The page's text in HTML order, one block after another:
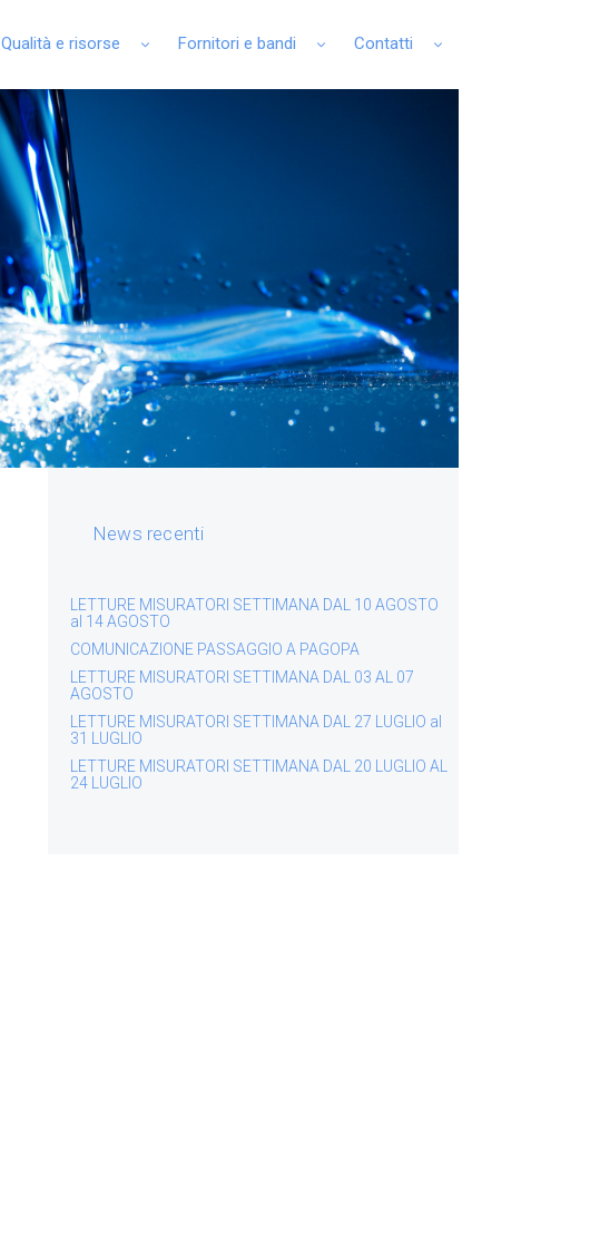
Qualità e risorse Fornitori e bandi Contatti
News recenti
LETTURE MISURATORI SETTIMANA DAL 10 AGOSTO
al 14 AGOSTO
COMUNICAZIONE PASSAGGIO A PAGOPA
LETTURE MISURATORI SETTIMANA DAL 03 AL 07
AGOSTO
LETTURE MISURATORI SETTIMANA DAL 27 LUGLIO al
31 LUGLIO
LETTURE MISURATORI SETTIMANA DAL 20 LUGLIO AL
24 LUGLIO